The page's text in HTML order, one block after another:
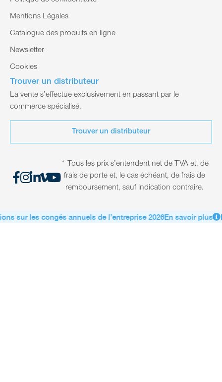
Mentions Légales
Catalogue des produits en ligne
Newsletter
Cookies
Trouver un distributeur
La vente s’effectue exclusivement en passant par le
commerce spécialisé.
Trouver un distributeur
* Tous les prix s’entendent net de TVA et, de
frais de porte et, le cas échéant, de frais de
remboursement, sauf indication contraire.
sur les congés annuels de l’entreprise 2026En savoir plus